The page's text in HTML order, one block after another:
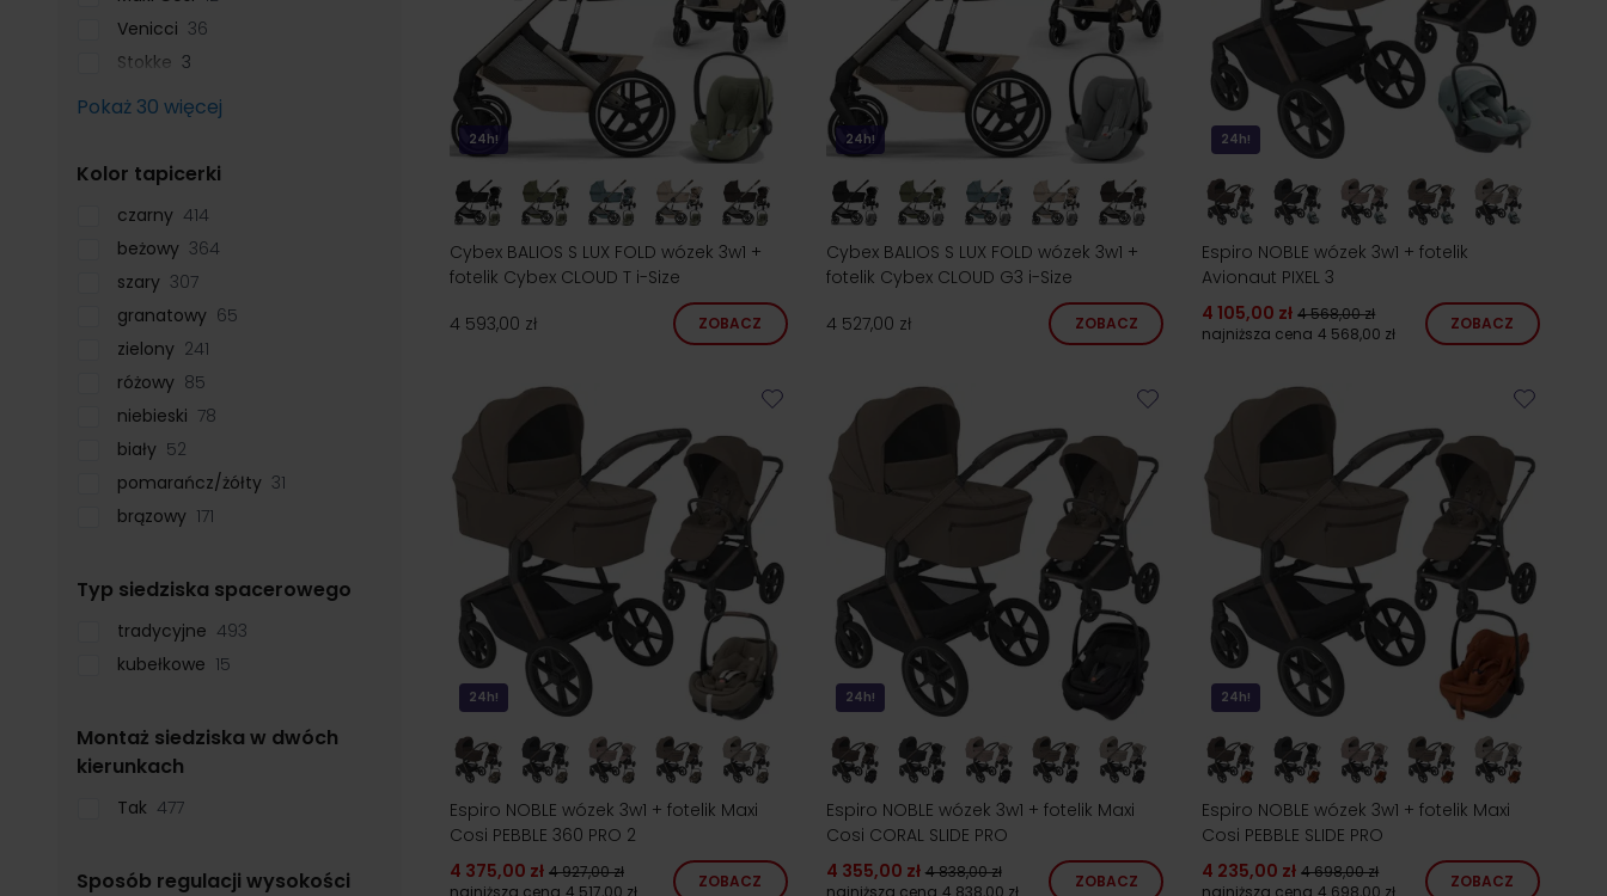
Venicci 36
Stokke 3
Pokaż 30 więcej
Kolor tapicerki
czarny 414
beżowy 364
szary 307
granatowy 65
zielony 241
różowy 85
niebieski 78
biały 52
pomarańcz/żółty 31
brązowy 171
Typ siedziska spacerowego
tradycyjne 493
kubełkowe 15
Montaż siedziska w dwóch
kierunkach
Tak 477
Sposób regulacji wysokości
24h!
Cybex BALIOS S LUX FOLD wózek 3w1 +
fotelik Cybex CLOUD T i-Size
4 593,00 zł
ZOBACZ
24h!
Cybex BALIOS S LUX FOLD wózek 3w1 +
fotelik Cybex CLOUD G3 i-Size
4 527,00 zł
ZOBACZ
24h!
Espiro NOBLE wózek 3w1 + fotelik
Avionaut PIXEL 3
4 105,00 zł 4 568,00 zł
najniższa cena 4 568,00 zł
ZOBACZ
24h!
Espiro NOBLE wózek 3w1 + fotelik Maxi
Cosi PEBBLE 360 PRO 2
4 375,00 zł 4 927,00 zł
najniższa cena 4 517,00 zł
ZOBACZ
24h!
Espiro NOBLE wózek 3w1 + fotelik Maxi
Cosi CORAL SLIDE PRO
4 355,00 zł 4 838,00 zł
najniższa cena 4 838,00 zł
ZOBACZ
24h!
Espiro NOBLE wózek 3w1 + fotelik Maxi
Cosi PEBBLE SLIDE PRO
4 235,00 zł 4 698,00 zł
najniższa cena 4 698,00 zł
ZOBACZ